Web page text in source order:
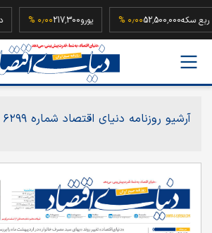
ربع سکه52,500,000۰٫۰۰ % یورو217,300۰٫۰۰ %
آرشیو روزنامه دنیای اقتصاد شماره ۶۲۹۹